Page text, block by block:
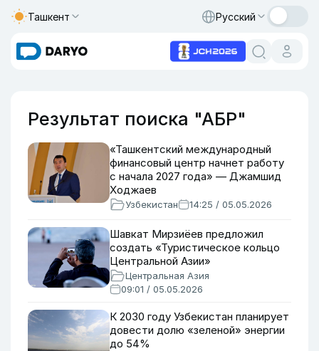
Ташкент Русский
Результат поиска "АБР"
«Ташкентский международный
финансовый центр начнет работу
с начала 2027 года» — Джамшид
Ходжаев
Узбекистан 14:25 / 05.05.2026
Шавкат Мирзиёев предложил
создать «Туристическое кольцо
Центральной Азии»
Центральная Азия
09:01 / 05.05.2026
К 2030 году Узбекистан планирует
довести долю «зеленой» энергии
до 54%